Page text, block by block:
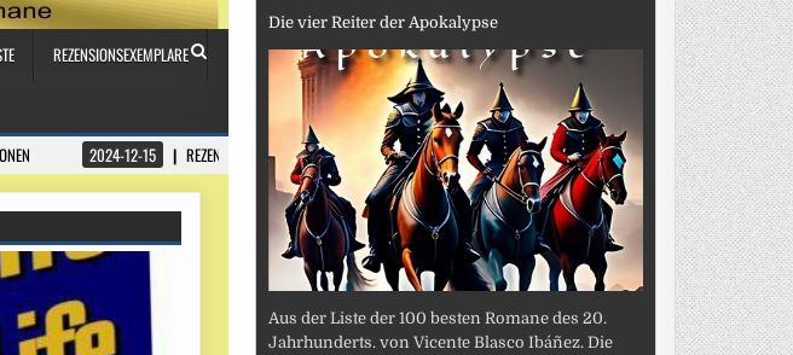
Die vier Reiter der Apokalypse
Aus der Liste der 100 besten Romane des 20.
Jahrhunderts. von Vicente Blasco Ibáñez. Die